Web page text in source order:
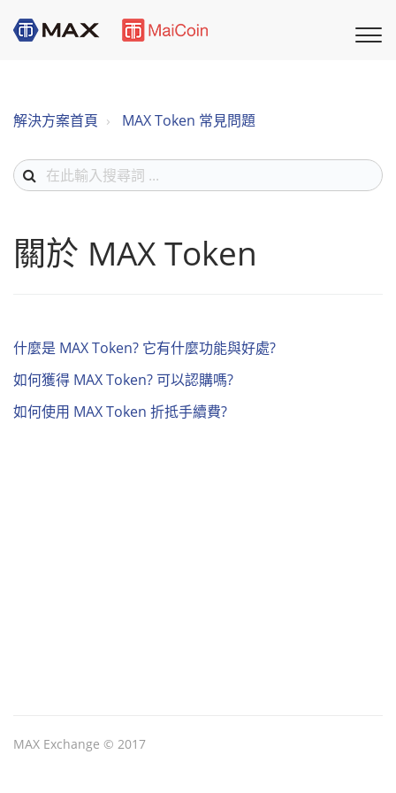
解決方案首頁 MAX Token 常見問題
關於 MAX Token
什麼是 MAX Token? 它有什麼功能與好處?
如何獲得 MAX Token? 可以認購嗎?
如何使用 MAX Token 折抵手續費?
MAX Exchange © 2017